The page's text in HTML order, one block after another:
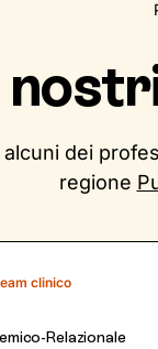
alcuni dei
regione
clinico
Relazionale